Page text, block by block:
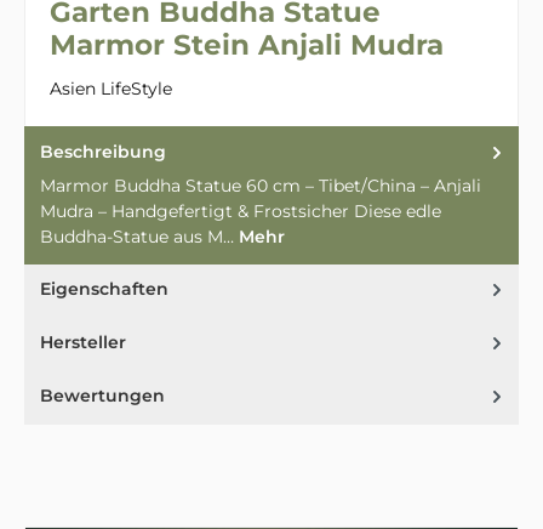
Garten Buddha Statue
Marmor Stein Anjali Mudra
Asien LifeStyle
Beschreibung
Marmor Buddha Statue 60 cm – Tibet/China – Anjali
Mudra – Handgefertigt & Frostsicher Diese edle
Buddha-Statue aus M… Mehr
Eigenschaften
Hersteller
Bewertungen